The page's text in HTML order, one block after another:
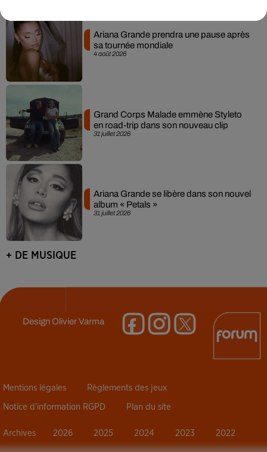
4 août 2026
Ariana Grande prendra une pause après
sa tournée mondiale
31 juillet 2026
Grand Corps Malade emmène Styleto
en road-trip dans son nouveau clip
31 juillet 2026
Ariana Grande se libère dans son nouvel
album « Petals »
+ DE MUSIQUE
DesignOlivier Varma
Mentions légales Règlements des jeux
Notice d’information RGPD Plan du site
Archives 2026 2025 2024 2023 2022